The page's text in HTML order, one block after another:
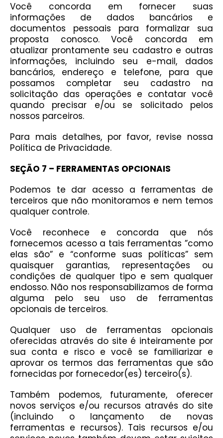
Você concorda em fornecer suas
informações de dados bancários e
documentos pessoais para formalizar sua
proposta conosco. Você concorda em
atualizar prontamente seu cadastro e outras
informações, incluindo seu e-mail, dados
bancários, endereço e telefone, para que
possamos completar seu cadastro na
solicitação das operações e contatar você
quando precisar e/ou se solicitado pelos
nossos parceiros.
Para mais detalhes, por favor, revise nossa
Política de Privacidade.
SEÇÃO 7 – FERRAMENTAS OPCIONAIS
Podemos te dar acesso a ferramentas de
terceiros que não monitoramos e nem temos
qualquer controle.
Você reconhece e concorda que nós
fornecemos acesso a tais ferramentas ”como
elas são” e “conforme suas políticas” sem
quaisquer garantias, representações ou
condições de qualquer tipo e sem qualquer
endosso. Não nos responsabilizamos de forma
alguma pelo seu uso de ferramentas
opcionais de terceiros.
Qualquer uso de ferramentas opcionais
oferecidas através do site é inteiramente por
sua conta e risco e você se familiarizar e
aprovar os termos das ferramentas que são
fornecidas por fornecedor(es) terceiro(s).
Também podemos, futuramente, oferecer
novos serviços e/ou recursos através do site
(incluindo o lançamento de novas
ferramentas e recursos). Tais recursos e/ou